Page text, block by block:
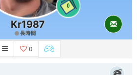
0
Kr1987
長時間
0